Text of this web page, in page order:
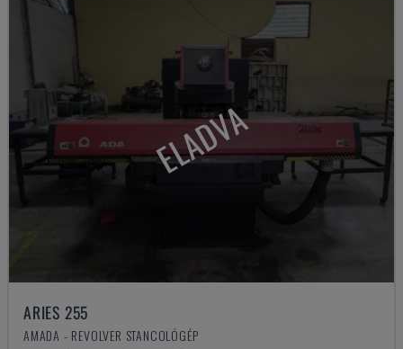
ELADVA
ARIES 255
AMADA - REVOLVER STANCOLÓGÉP